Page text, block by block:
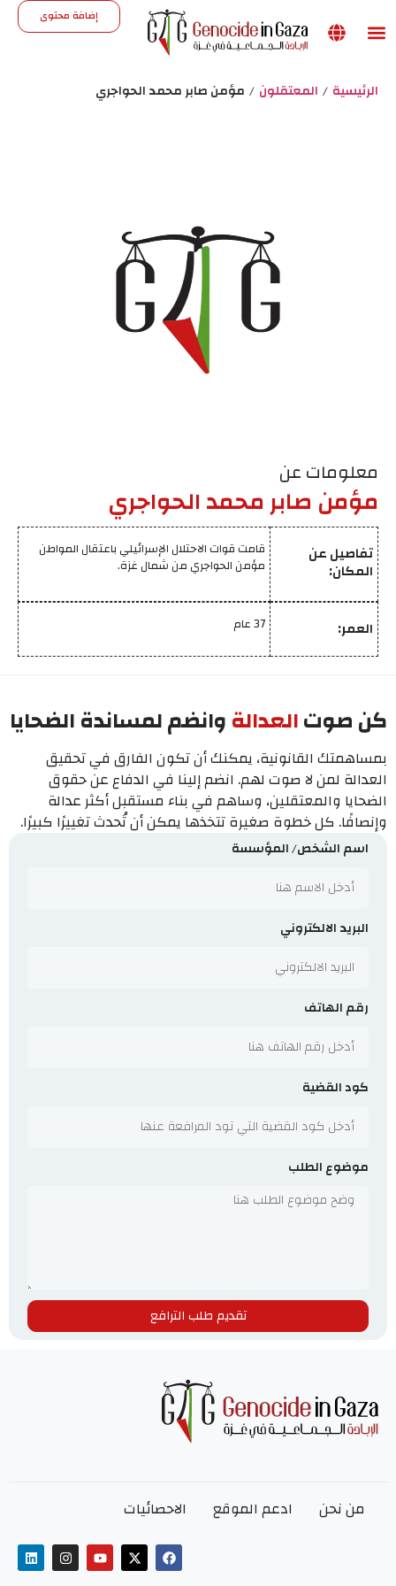
إضافة محتوى
الرئيسية / المعتقلون / مؤمن صابر محمد الحواجري
معلومات عن
مؤمن صابر محمد الحواجري
تفاصيل عن
المكان:
قامت قوات الاحتلال الإسرائيلي باعتقال المواطن
مؤمن الحواجري من شمال غزة.
العمر: 37 عام
كن صوتالعدالةوانضم لمساندة الضحايا
بمساهمتك القانونية، يمكنك أن تكون الفارق في تحقيق
العدالة لمن لا صوت لهم. انضم إلينا في الدفاع عن حقوق
الضحايا والمعتقلين، وساهم في بناء مستقبل أكثر عدالة
وإنصافًا. كل خطوة صغيرة تتخذها يمكن أن تُحدث تغييرًا كبيرًا.
اسم الشخص/ المؤسسة
البريد الالكتروني
رقم الهاتف
كود القضية
موضوع الطلب
تقديم طلب الترافع
من نحن ادعم الموقع الاحصائيات